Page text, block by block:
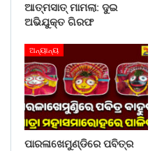
ଆତ୍ମସାତ୍ ମାମଲା: ଦୁଇ
ଅଭିଯୁକ୍ତ ଗିରଫ
ଅନ୍ୟାନ୍ୟ
ପାରଳାଖେମୁଣ୍ଡିରେ ପବିତ୍ର